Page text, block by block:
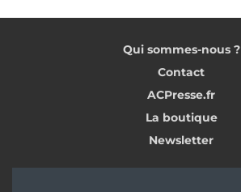
Qui sommes-nous ?
Contact
ACPresse.fr
La boutique
Newsletter